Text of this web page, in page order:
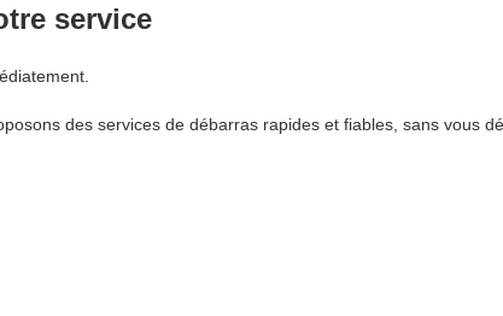
service
des services de débarras rapides et fiables, sans vous